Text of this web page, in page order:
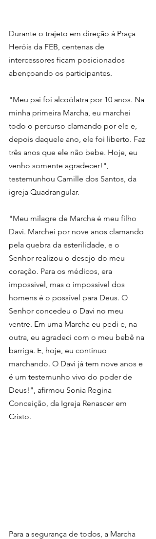
Durante o trajeto em direção à Praça
Heróis da FEB, centenas de
intercessores ficam posicionados
abençoando os participantes.
"Meu pai foi alcoólatra por 10 anos. Na
minha primeira Marcha, eu marchei
todo o percurso clamando por ele e,
depois daquele ano, ele foi liberto. Faz
três anos que ele não bebe. Hoje, eu
venho somente agradecer!",
testemunhou Camille dos Santos, da
igreja Quadrangular.
"Meu milagre de Marcha é meu filho
Davi. Marchei por nove anos clamando
pela quebra da esterilidade, e o
Senhor realizou o desejo do meu
coração. Para os médicos, era
impossível, mas o impossível dos
homens é o possível para Deus. O
Senhor concedeu o Davi no meu
ventre. Em uma Marcha eu pedi e, na
outra, eu agradeci com o meu bebê na
barriga. E, hoje, eu continuo
marchando. O Davi já tem nove anos e
é um testemunho vivo do poder de
Deus!", afirmou Sonia Regina
Conceição, da Igreja Renascer em
Cristo.
Para a segurança de todos, a Marcha